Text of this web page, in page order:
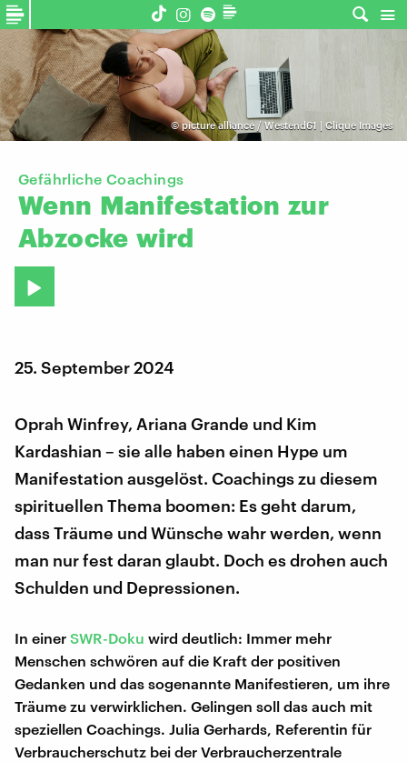
©picture alliance / Westend61 | Clique Images
Gefährliche Coachings
Wenn Manifestation zur
Abzocke wird
25. September 2024
Oprah Winfrey, Ariana Grande und Kim
Kardashian – sie alle haben einen Hype um
Manifestation ausgelöst. Coachings zu diesem
spirituellen Thema boomen: Es geht darum,
dass Träume und Wünsche wahr werden, wenn
man nur fest daran glaubt. Doch es drohen auch
Schulden und Depressionen.
In einer SWR-Doku wird deutlich: Immer mehr
Menschen schwören auf die Kraft der positiven
Gedanken und das sogenannte Manifestieren, um ihre
Träume zu verwirklichen. Gelingen soll das auch mit
speziellen Coachings. Julia Gerhards, Referentin für
Verbraucherschutz bei der Verbraucherzentrale